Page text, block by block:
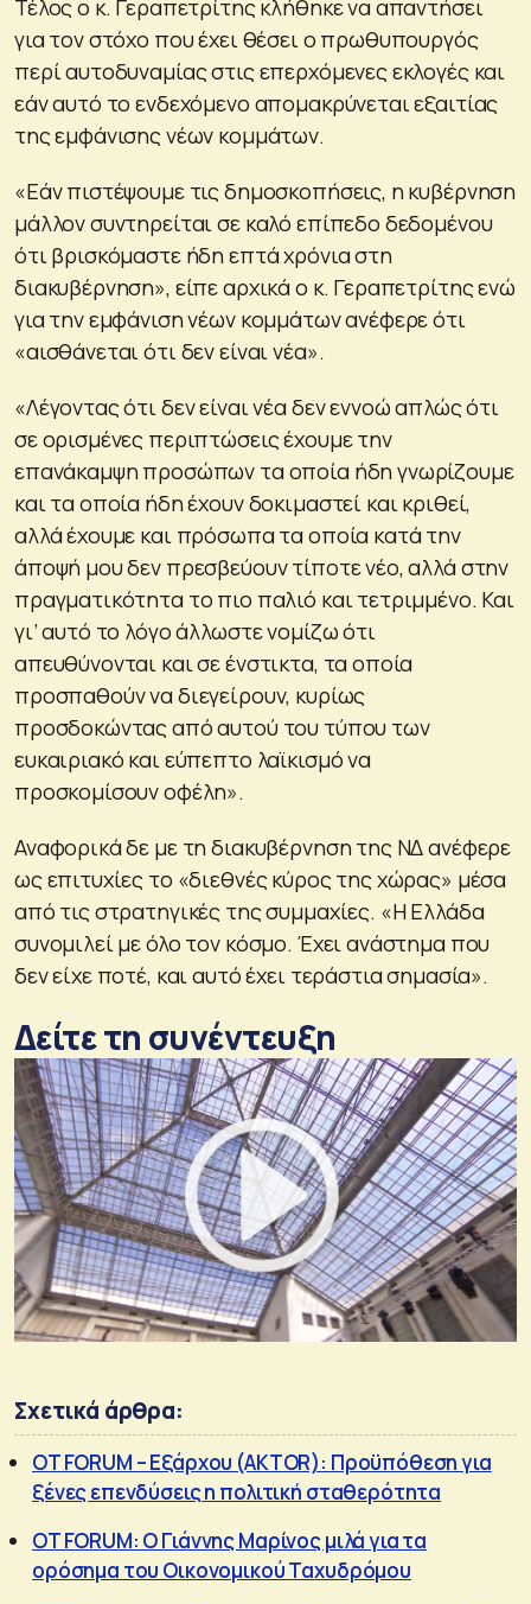
Τέλος ο κ. Γεραπετρίτης κλήθηκε να απαντήσει
για τον στόχο που έχει θέσει ο πρωθυπουργός
περί αυτοδυναμίας στις επερχόμενες εκλογές και
εάν αυτό το ενδεχόμενο απομακρύνεται εξαιτίας
της εμφάνισης νέων κομμάτων.
«Εάν πιστέψουμε τις δημοσκοπήσεις, η κυβέρνηση
μάλλον συντηρείται σε καλό επίπεδο δεδομένου
ότι βρισκόμαστε ήδη επτά χρόνια στη
διακυβέρνηση», είπε αρχικά ο κ. Γεραπετρίτης ενώ
για την εμφάνιση νέων κομμάτων ανέφερε ότι
«αισθάνεται ότι δεν είναι νέα».
«Λέγοντας ότι δεν είναι νέα δεν εννοώ απλώς ότι
σε ορισμένες περιπτώσεις έχουμε την
επανάκαμψη προσώπων τα οποία ήδη γνωρίζουμε
και τα οποία ήδη έχουν δοκιμαστεί και κριθεί,
αλλά έχουμε και πρόσωπα τα οποία κατά την
άποψή μου δεν πρεσβεύουν τίποτε νέο, αλλά στην
πραγματικότητα το πιο παλιό και τετριμμένο. Και
γι’ αυτό το λόγο άλλωστε νομίζω ότι
απευθύνονται και σε ένστικτα, τα οποία
προσπαθούν να διεγείρουν, κυρίως
προσδοκώντας από αυτού του τύπου των
ευκαιριακό και εύπεπτο λαϊκισμό να
προσκομίσουν οφέλη».
Αναφορικά δε με τη διακυβέρνηση της ΝΔ ανέφερε
ως επιτυχίες το «διεθνές κύρος της χώρας» μέσα
από τις στρατηγικές της συμμαχίες. «Η Ελλάδα
συνομιλεί με όλο τον κόσμο. Έχει ανάστημα που
δεν είχε ποτέ, και αυτό έχει τεράστια σημασία».
Δείτε τη συνέντευξη
Σχετικά άρθρα:
OT FORUM – Εξάρχου (AKTOR): Προϋπόθεση για
ξένες επενδύσεις η πολιτική σταθερότητα
OT FORUM: O Γιάννης Μαρίνος μιλά για τα
ορόσημα του Οικονομικού Ταχυδρόμου